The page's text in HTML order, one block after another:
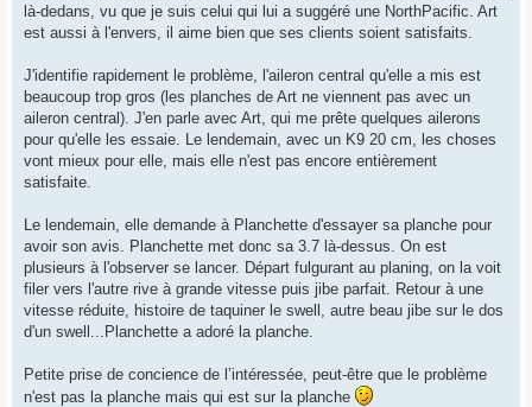
là-dedans, vu que je suis celui qui lui a suggéré une NorthPacific. Art
est aussi à l'envers, il aime bien que ses clients soient satisfaits.
J'identifie rapidement le problème, l'aileron central qu'elle a mis est
beaucoup trop gros (les planches de Art ne viennent pas avec un
aileron central). J'en parle avec Art, qui me prête quelques ailerons
pour qu'elle les essaie. Le lendemain, avec un K9 20 cm, les choses
vont mieux pour elle, mais elle n'est pas encore entièrement
satisfaite.
Le lendemain, elle demande à Planchette d'essayer sa planche pour
avoir son avis. Planchette met donc sa 3.7 là-dessus. On est
plusieurs à l'observer se lancer. Départ fulgurant au planing, on la voit
filer vers l'autre rive à grande vitesse puis jibe parfait. Retour à une
vitesse réduite, histoire de taquiner le swell, autre beau jibe sur le dos
d'un swell...Planchette a adoré la planche.
Petite prise de concience de l’intéressée, peut-être que le problème
n'est pas la planche mais qui est sur la planche